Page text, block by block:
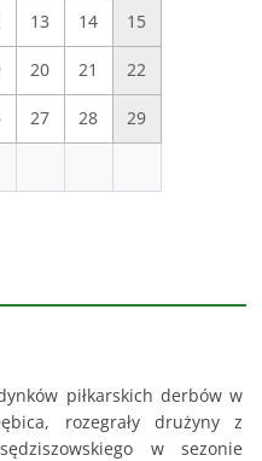
13 14 15
20 21 22
27 28 29
piłkarskich derbów w
rozegrały drużyny z
w sezonie